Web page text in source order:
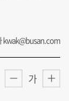
kwak@busan.com
가